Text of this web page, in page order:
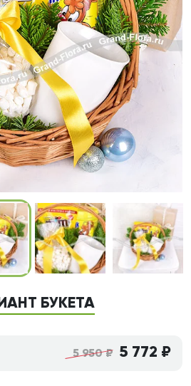
БУКЕТА
5 950 ₽ 5 772 ₽